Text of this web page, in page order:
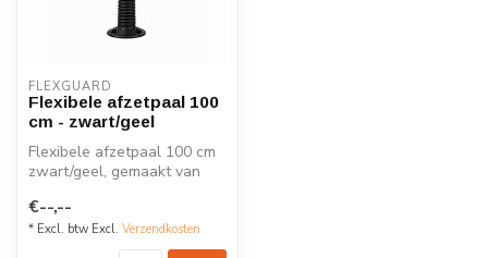
FLEXGUARD
Flexibele afzetpaal 100
cm - zwart/geel
Flexibele afzetpaal 100 cm
zwart/geel, gemaakt van
€--,--
* Excl. btw Excl. Verzendkosten